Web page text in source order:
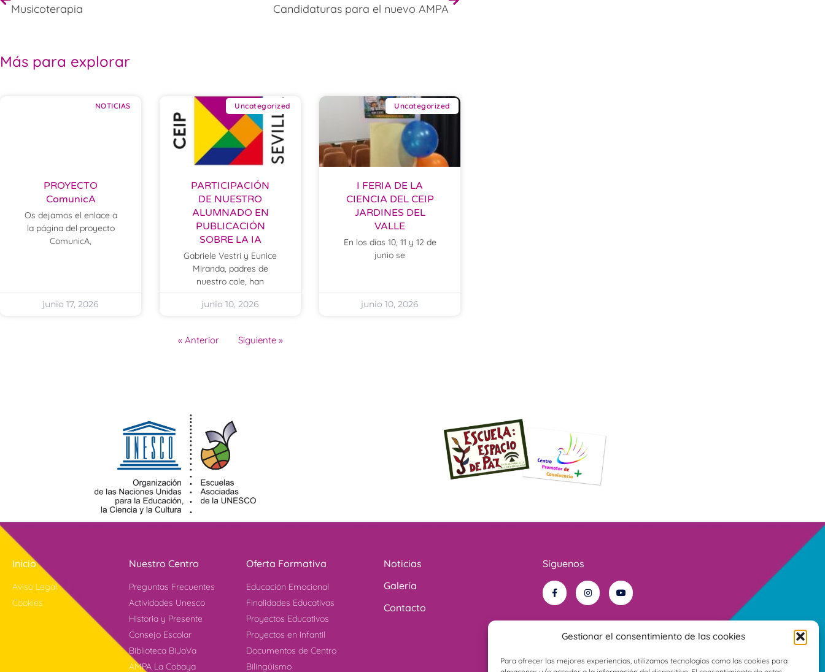
Gestionar el consentimiento de las cookies
Para ofrecer las mejores experiencias, utilizamos tecnologías como las cookies para
Musicoterapia
Candidaturas para el nuevo AMPA
Más para explorar
NOTICIAS
PROYECTO
ComunicA
Os dejamos el enlace a
la página del proyecto
ComunicA,
junio 17, 2026
Uncategorized
PARTICIPACIÓN
DE NUESTRO
ALUMNADO EN
PUBLICACIÓN
SOBRE LA IA
Gabriele Vestri y Eunice
Miranda, padres de
nuestro cole, han
junio 10, 2026
Uncategorized
I FERIA DE LA
CIENCIA DEL CEIP
JARDINES DEL
VALLE
En los días 10, 11 y 12 de
junio se
junio 10, 2026
« Anterior Siguiente »
Inicio
Aviso Legal
Cookies
Nuestro Centro
Preguntas Frecuentes
Actividades Unesco
Historia y Presente
Consejo Escolar
Biblioteca BiJaVa
AMPA La Cobaya
Oferta Formativa
Educación Emocional
Finalidades Educativas
Proyectos Educativos
Proyectos en Infantil
Documentos de Centro
Bilingüismo
Noticias
Galería
Contacto
Síguenos